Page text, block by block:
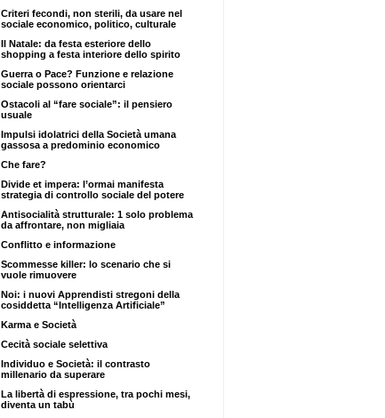
Criteri fecondi, non sterili, da usare nel
sociale economico, politico, culturale
Il Natale: da festa esteriore dello
shopping a festa interiore dello spirito
Guerra o Pace? Funzione e relazione
sociale possono orientarci
Ostacoli al “fare sociale”: il pensiero
usuale
Impulsi idolatrici della Società umana
gassosa a predominio economico
Che fare?
Divide et impera: l’ormai manifesta
strategia di controllo sociale del potere
Antisocialità strutturale: 1 solo problema
da affrontare, non migliaia
Conflitto e informazione
Scommesse killer: lo scenario che si
vuole rimuovere
Noi: i nuovi Apprendisti stregoni della
cosiddetta “Intelligenza Artificiale”
Karma e Società
Cecità sociale selettiva
Individuo e Società: il contrasto
millenario da superare
La libertà di espressione, tra pochi mesi,
diventa un tabù